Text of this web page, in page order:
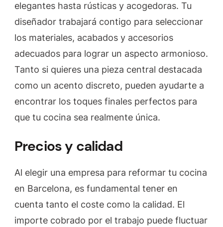
elegantes hasta rústicas y acogedoras. Tu
diseñador trabajará contigo para seleccionar
los materiales, acabados y accesorios
adecuados para lograr un aspecto armonioso.
Tanto si quieres una pieza central destacada
como un acento discreto, pueden ayudarte a
encontrar los toques finales perfectos para
que tu cocina sea realmente única.
Precios y calidad
Al elegir una empresa para reformar tu cocina
en Barcelona, es fundamental tener en
cuenta tanto el coste como la calidad. El
importe cobrado por el trabajo puede fluctuar